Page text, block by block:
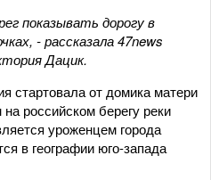
показывать дорогу в
- рассказала 47news
Дацик.
стартовала от домика матери
российском берегу реки
уроженцем города
в географии юго-запада